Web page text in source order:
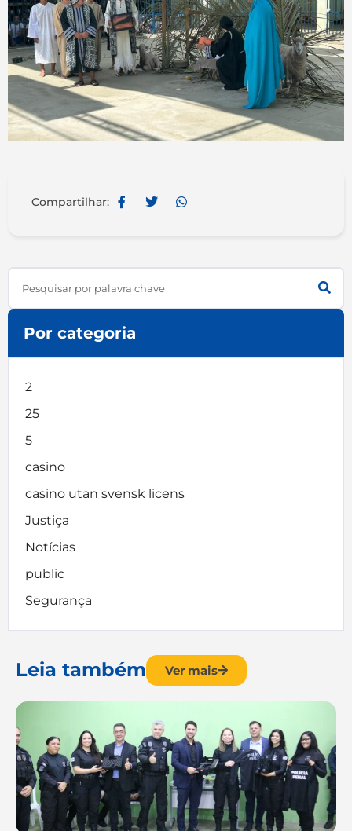
Compartilhar:
Search
Por categoria
2
25
5
casino
casino utan svensk licens
Justiça
Notícias
public
Segurança
Leia também Ver mais